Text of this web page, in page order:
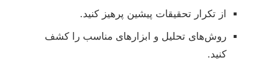
از تکرار تحقیقات پیشین پرهیز کنید.
روش‌های تحلیل و ابزارهای مناسب را کشف
کنید.